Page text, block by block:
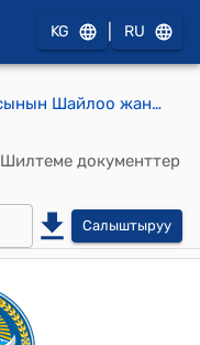
KG RU
Кыргыз Республикасынын Шайлоо жана референдум өткөрүү боюнча борбордук комиссиясынын т 2025-жылдын 23-октябры № 115 "№ 13, 27 округдук шайлоо комиссияларынын курамдарына өзгөртүүлөрдү киргизүү жөнүндө" токтому
Шилтеме документтер
Салыштыруу